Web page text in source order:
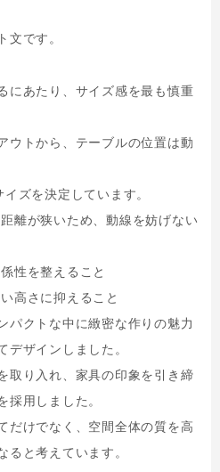
文です。
にあたり、サイズ感を最も慎重
ウトから、テーブルの位置は動
ズを決定しています。
離が狭いため、動線を妨げない
性を整えること
高さに抑えること
パクトな中に緻密な作りの魅力
デザインしました。
取り入れ、家具の印象を引き締
採用しました。
だけでなく、空間全体の質を高
ると考えています。